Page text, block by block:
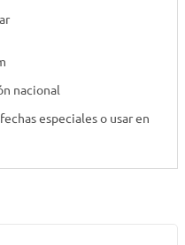
nacional
especiales o usar en